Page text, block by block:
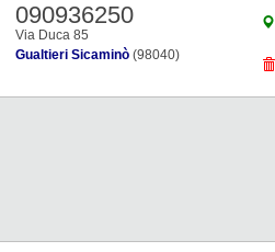
090936250
Via Duca 85
Gualtieri Sicaminò (98040)